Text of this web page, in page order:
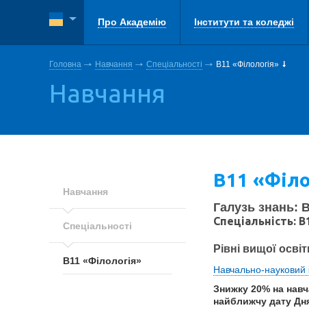
Про Академію Інститути та коледжі
Головна Навчання Спеціальності В11 «Філологія»
Навчання
Навчання
Спеціальності
В11 «Філологія»
В11
Галузь знань:
Спеціальність:
Рівні вищої
Навчально-науковий
Знижку 20% на
найближчу дату